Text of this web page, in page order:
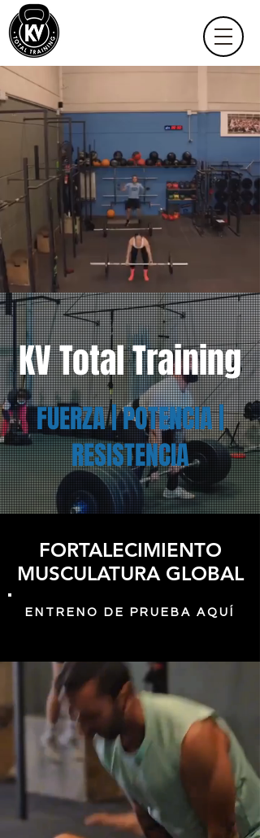
KV Total Training
FUERZA | POTENCIA |
RESISTENCIA
FORTALECIMIENTO
MUSCULATURA GLOBAL
ENTRENO DE PRUEBA AQUÍ